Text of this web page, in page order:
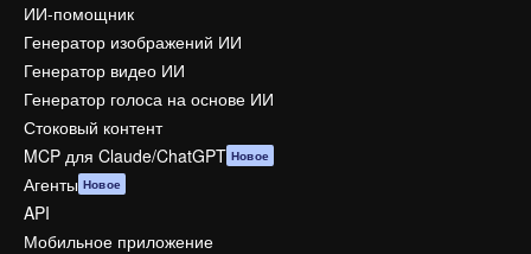
ИИ-помощник
Генератор изображений ИИ
Генератор видео ИИ
Генератор голоса на основе ИИ
Стоковый контент
MCP для Claude/ChatGPT Новое
Агенты Новое
API
Мобильное приложение